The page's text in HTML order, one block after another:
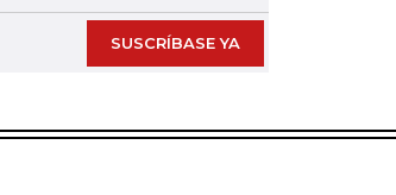
SUSCRÍBASE YA